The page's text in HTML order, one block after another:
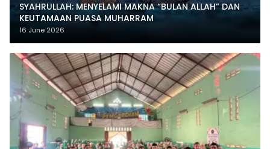
SYAHRULLAH: MENYELAMI MAKNA “BULAN ALLAH” DAN
KEUTAMAAN PUASA MUHARRAM
16 June 2026